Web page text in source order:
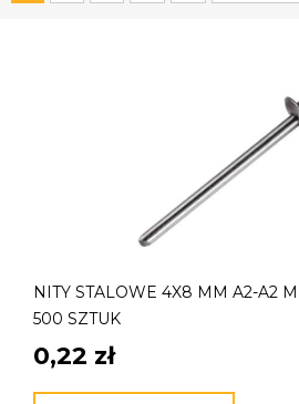
NITY STALOWE 4X8 MM A2-A2
500 SZTUK
0,22 zł